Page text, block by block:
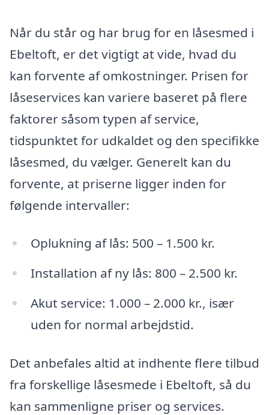
Når du står og har brug for en låsesmed i
Ebeltoft, er det vigtigt at vide, hvad du
kan forvente af omkostninger. Prisen for
låseservices kan variere baseret på flere
faktorer såsom typen af service,
tidspunktet for udkaldet og den specifikke
låsesmed, du vælger. Generelt kan du
forvente, at priserne ligger inden for
følgende intervaller:
Oplukning af lås: 500 – 1.500 kr.
Installation af ny lås: 800 – 2.500 kr.
Akut service: 1.000 – 2.000 kr., især
uden for normal arbejdstid.
Det anbefales altid at indhente flere tilbud
fra forskellige låsesmede i Ebeltoft, så du
kan sammenligne priser og services.